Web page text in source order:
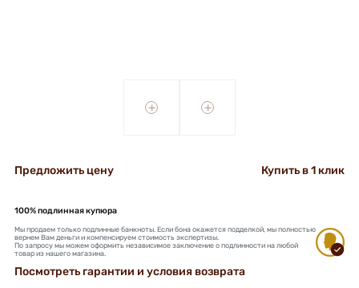
+ +
Предложить цену Купить в 1 клик
100% подлинная купюра
Мы продаем только подлинные банкноты. Если бона окажется подделкой, мы полностью
вернем Вам деньги и компенсируем стоимость экспертизы.
По запросу мы можем оформить независимое заключение о подлинности на любой
товар из нашего магазина.
Посмотреть гарантии и условия возврата